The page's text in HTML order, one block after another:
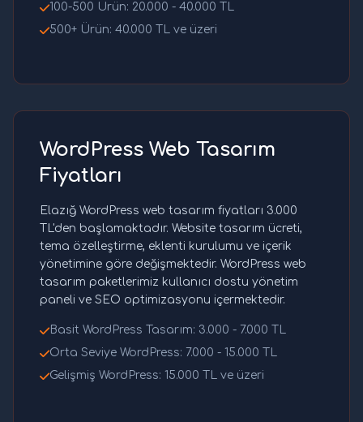
100-500 Ürün: 20.000 - 40.000 TL
500+ Ürün: 40.000 TL ve üzeri
WordPress Web Tasarım
Fiyatları
Elazığ WordPress web tasarım fiyatları 3.000
TL'den başlamaktadır. Website tasarım ücreti,
tema özelleştirme, eklenti kurulumu ve içerik
yönetimine göre değişmektedir. WordPress web
tasarım paketlerimiz kullanıcı dostu yönetim
paneli ve SEO optimizasyonu içermektedir.
Basit WordPress Tasarım: 3.000 - 7.000 TL
Orta Seviye WordPress: 7.000 - 15.000 TL
Gelişmiş WordPress: 15.000 TL ve üzeri